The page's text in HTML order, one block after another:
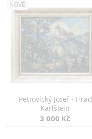
NOVÉ
Petrovický Josef - Hrad
Karlštejn
3 000 Kč